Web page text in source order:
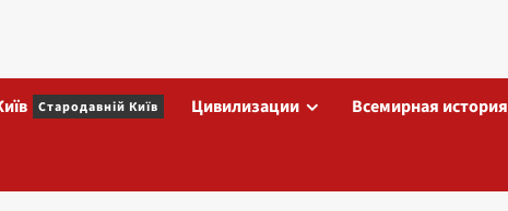
Стародавній Київ Цивилизации Всемирная история